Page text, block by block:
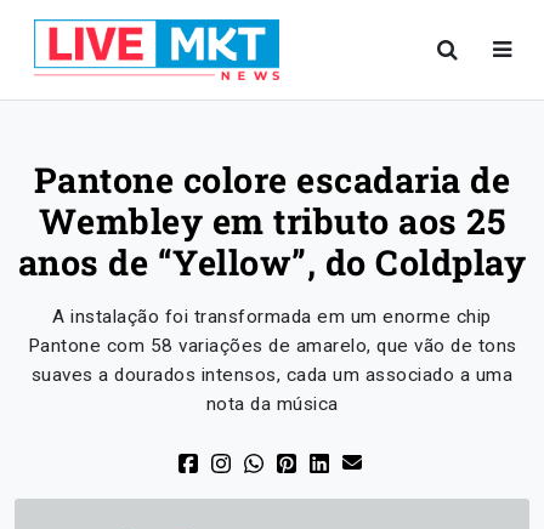
Pantone colore escadaria de
Wembley em tributo aos 25
anos de “Yellow”, do Coldplay
A instalação foi transformada em um enorme chip
Pantone com 58 variações de amarelo, que vão de tons
suaves a dourados intensos, cada um associado a uma
nota da música